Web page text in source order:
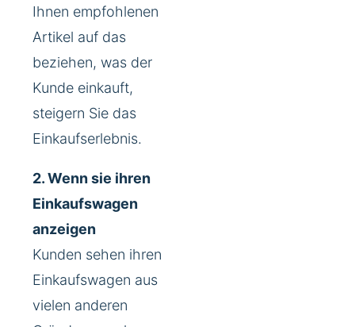
Ihnen empfohlenen
Artikel auf das
beziehen, was der
Kunde einkauft,
steigern Sie das
Einkaufserlebnis.
2. Wenn sie ihren
Einkaufswagen
anzeigen
Kunden sehen ihren
Einkaufswagen aus
vielen anderen